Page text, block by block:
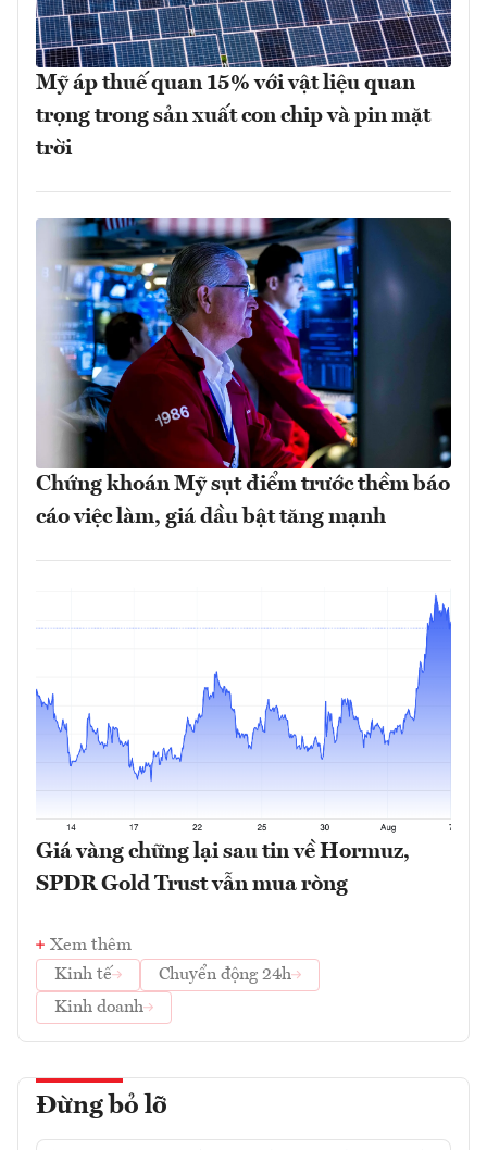
Mỹ áp thuế quan 15% với vật liệu quan
trọng trong sản xuất con chip và pin mặt
trời
Chứng khoán Mỹ sụt điểm trước thềm báo
cáo việc làm, giá dầu bật tăng mạnh
Giá vàng chững lại sau tin về Hormuz,
SPDR Gold Trust vẫn mua ròng
Xem thêm
Kinh tế
Chuyển động 24h
Kinh doanh
Đừng bỏ lỡ